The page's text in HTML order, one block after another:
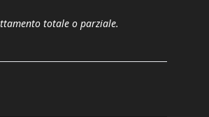
totale o parziale.